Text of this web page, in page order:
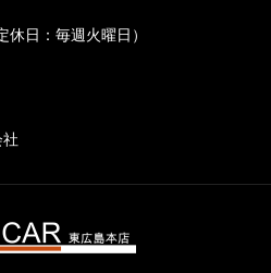
日：毎週火曜日）